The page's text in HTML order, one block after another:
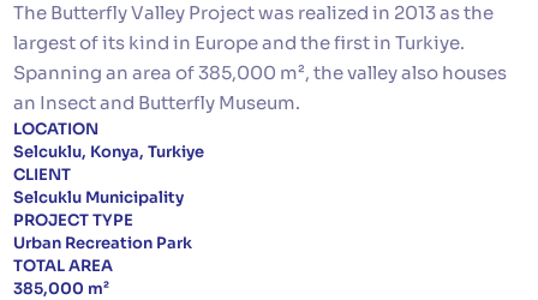
The Butterfly Valley Project was realized in 2013 as the
largest of its kind in Europe and the first in Turkiye.
Spanning an area of 385,000 m², the valley also houses
an Insect and Butterfly Museum.
LOCATION
Selcuklu, Konya, Turkiye
CLIENT
Selcuklu Municipality
PROJECT TYPE
Urban Recreation Park
TOTAL AREA
385,000 m²